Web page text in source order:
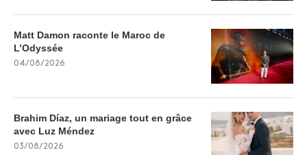
Matt Damon raconte le Maroc de
L’Odyssée
04/08/2026
Brahim Díaz, un mariage tout en grâce
avec Luz Méndez
03/08/2026